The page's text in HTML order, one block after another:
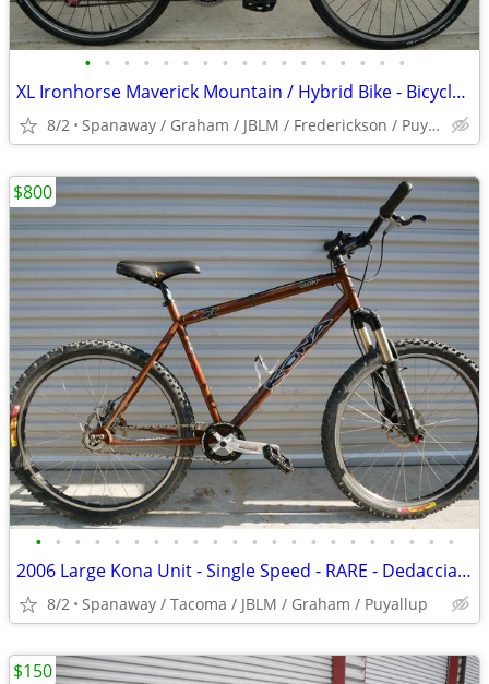
• • • • • • • • • • • • • • • • •
XL Ironhorse Maverick Mountain / Hybrid Bike - Bicycle - Commuter
8/2 Spanaway / Graham / JBLM / Frederickson / Puyallup
• • • • • • • • • • • • • • • • • • • • • •
2006 Large Kona Unit - Single Speed - RARE - Dedacciai Chromoly Frame
8/2 Spanaway / Tacoma / JBLM / Graham / Puyallup
$800
$150